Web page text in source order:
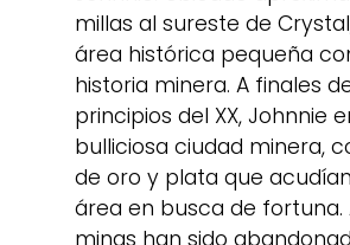
millas al sureste de
área histórica pequeña
historia minera. A finales
principios del XX, Johnnie
bulliciosa ciudad minera,
de oro y plata que
área en busca de fortuna.